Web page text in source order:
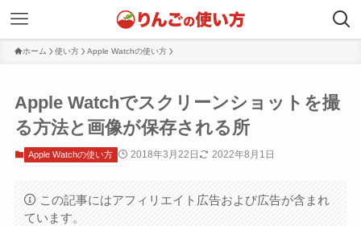
ホーム 使い方 Apple Watchの使い方
Apple Watchでスクリーンショットを撮
る方法と画像が保存される所
Apple Watchの使い方 2018年3月22日 2022年8月1日
この記事にはアフィリエイト広告および広告が含まれ
ています。